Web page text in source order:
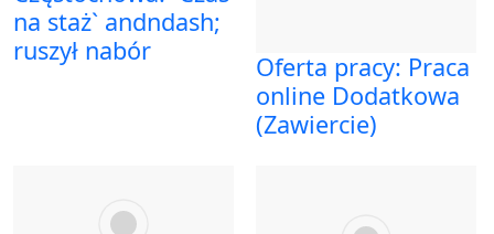
na staż` andndash;
ruszył nabór
Oferta pracy: Praca
online Dodatkowa
(Zawiercie)